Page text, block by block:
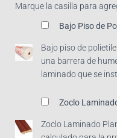
Marque la casilla para
Bajo Piso de
Bajo piso de
una barrera de
laminado que se
Zoclo
Zoclo Laminado